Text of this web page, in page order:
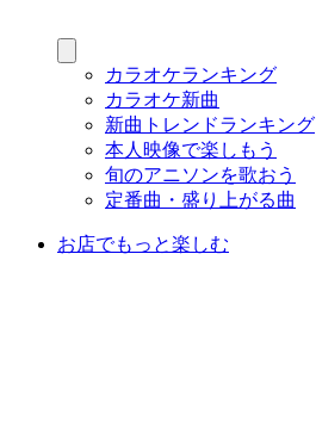
カラオケランキング
カラオケ新曲
新曲トレンドランキング
本人映像で楽しもう
旬のアニソンを歌おう
定番曲・盛り上がる曲
お店でもっと楽しむ